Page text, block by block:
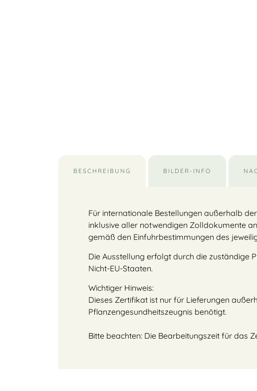
BESCHREIBUNG BILDER-INFO
Für internationale Bestellungen außerhalb
inklusive aller notwendigen Zolldokumente
gemäß den Einfuhrbestimmungen des
Die Ausstellung erfolgt durch die zuständige
Nicht-EU-Staaten.
Wichtiger Hinweis:
Dieses Zertifikat ist nur für Lieferungen
Pflanzengesundheitszeugnis benötigt.
Bitte beachten: Die Bearbeitungszeit für das